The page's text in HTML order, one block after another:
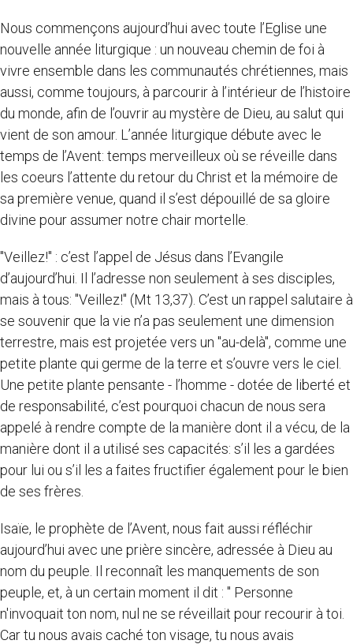
Nous commençons aujourd’hui avec toute l’Eglise une
nouvelle année liturgique : un nouveau chemin de foi à
vivre ensemble dans les communautés chrétiennes, mais
aussi, comme toujours, à parcourir à l’intérieur de l’histoire
du monde, afin de l’ouvrir au mystère de Dieu, au salut qui
vient de son amour. L’année liturgique débute avec le
temps de l’Avent: temps merveilleux où se réveille dans
les coeurs l’attente du retour du Christ et la mémoire de
sa première venue, quand il s’est dépouillé de sa gloire
divine pour assumer notre chair mortelle.
"Veillez!" : c’est l’appel de Jésus dans l’Evangile
d’aujourd’hui. Il l’adresse non seulement à ses disciples,
mais à tous: "Veillez!" (Mt 13,37). C’est un rappel salutaire à
se souvenir que la vie n’a pas seulement une dimension
terrestre, mais est projetée vers un "au-delà", comme une
petite plante qui germe de la terre et s’ouvre vers le ciel.
Une petite plante pensante - l’homme - dotée de liberté et
de responsabilité, c’est pourquoi chacun de nous sera
appelé à rendre compte de la manière dont il a vécu, de la
manière dont il a utilisé ses capacités: s’il les a gardées
pour lui ou s’il les a faites fructifier également pour le bien
de ses frères.
Isaïe, le prophète de l’Avent, nous fait aussi réfléchir
aujourd’hui avec une prière sincère, adressée à Dieu au
nom du peuple. Il reconnaît les manquements de son
peuple, et, à un certain moment il dit : " Personne
n'invoquait ton nom, nul ne se réveillait pour recourir à toi.
Car tu nous avais caché ton visage, tu nous avais